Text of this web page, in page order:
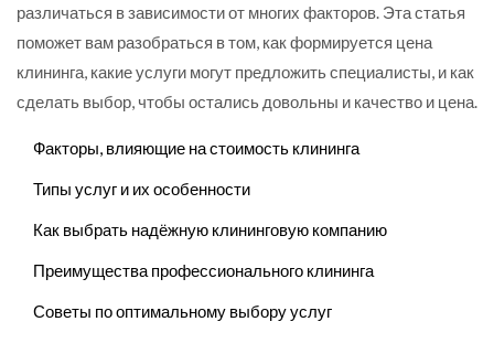
различаться в зависимости от многих факторов. Эта статья
поможет вам разобраться в том, как формируется цена
клининга, какие услуги могут предложить специалисты, и как
сделать выбор, чтобы остались довольны и качество и цена.
Факторы, влияющие на стоимость клининга
Типы услуг и их особенности
Как выбрать надёжную клининговую компанию
Преимущества профессионального клининга
Советы по оптимальному выбору услуг